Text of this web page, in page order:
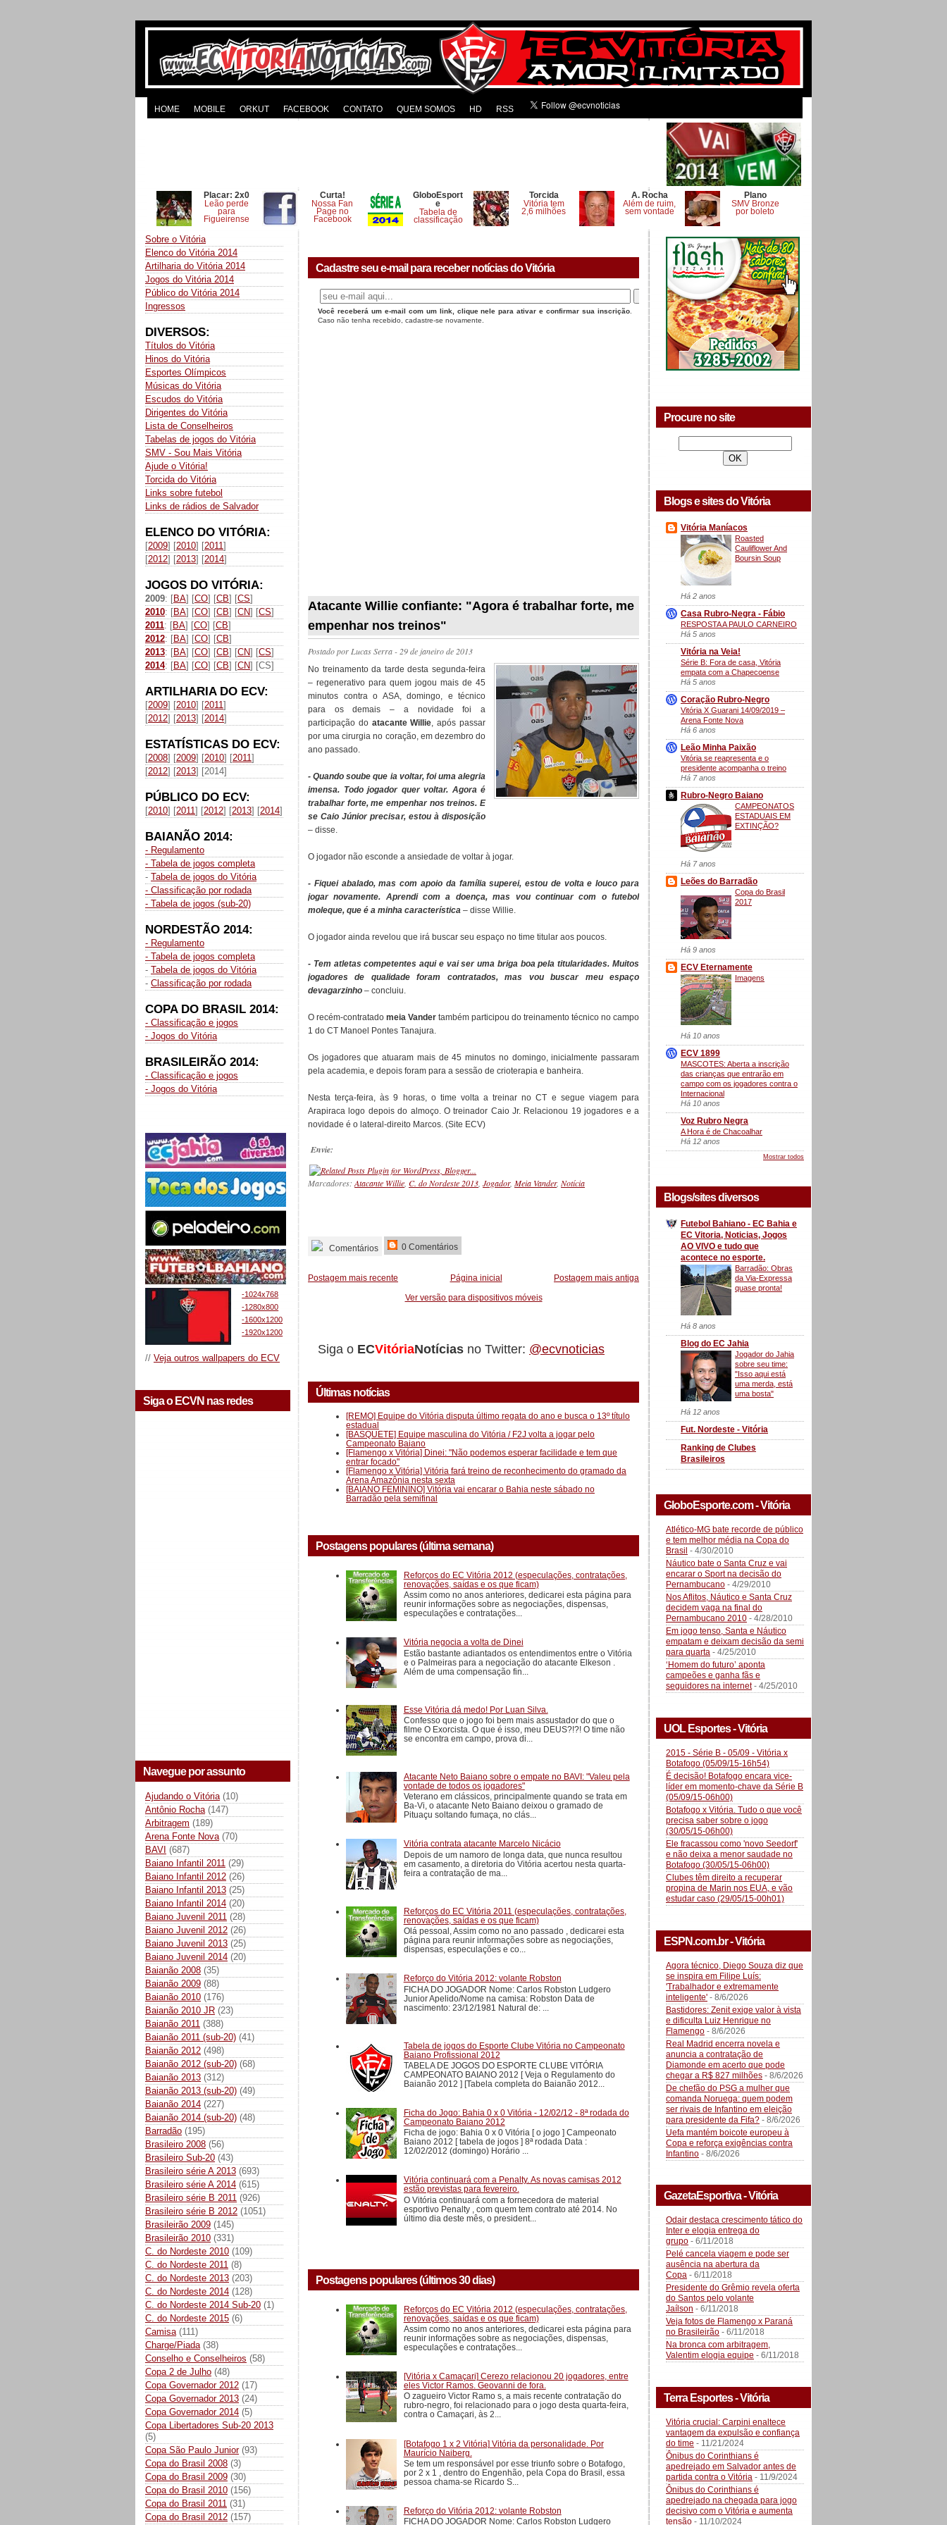
HOME MOBILE ORKUT FACEBOOK CONTATO QUEM SOMOS HD RSS
Placar: 2x0
Leão perde
para
Figueirense
Curta!
Nossa Fan
Page no
Facebook
GloboEsport
e
Tabela de
classificação
Torcida
Vitória tem
2,6 milhões
A. Rocha
Além de ruim,
sem vontade
Plano
SMV Bronze
por boleto
Sobre o Vitória
Elenco do Vitória 2014
Artilharia do Vitória 2014
Jogos do Vitória 2014
Público do Vitória 2014
Ingressos
DIVERSOS:
Títulos do Vitória
Hinos do Vitória
Esportes Olímpicos
Músicas do Vitória
Escudos do Vitória
Dirigentes do Vitória
Lista de Conselheiros
Tabelas de jogos do Vitória
SMV - Sou Mais Vitória
Ajude o Vitória!
Torcida do Vitória
Links sobre futebol
Links de rádios de Salvador
ELENCO DO VITÓRIA:
[2009] [2010] [2011]
[2012] [2013] [2014]
JOGOS DO VITÓRIA:
2009: [BA] [CO] [CB] [CS]
2010: [BA] [CO] [CB] [CN] [CS]
2011: [BA] [CO] [CB]
2012: [BA] [CO] [CB]
2013: [BA] [CO] [CB] [CN] [CS]
2014: [BA] [CO] [CB] [CN] [CS]
ARTILHARIA DO ECV:
[2009] [2010] [2011]
[2012] [2013] [2014]
ESTATÍSTICAS DO ECV:
[2008] [2009] [2010] [2011]
[2012] [2013] [2014]
PÚBLICO DO ECV:
[2010] [2011] [2012] [2013] [2014]
BAIANÃO 2014:
- Regulamento
- Tabela de jogos completa
- Tabela de jogos do Vitória
- Classificação por rodada
- Tabela de jogos (sub-20)
NORDESTÃO 2014:
- Regulamento
- Tabela de jogos completa
- Tabela de jogos do Vitória
- Classificação por rodada
COPA DO BRASIL 2014:
- Classificação e jogos
- Jogos do Vitória
BRASILEIRÃO 2014:
- Classificação e jogos
- Jogos do Vitória
-1024x768
-1280x800
-1600x1200
-1920x1200
// Veja outros wallpapers do ECV
Siga o ECVN nas redes
Navegue por assunto
Ajudando o Vitória (10)
Antônio Rocha (147)
Arbitragem (189)
Arena Fonte Nova (70)
BAVI (687)
Baiano Infantil 2011 (29)
Baiano Infantil 2012 (26)
Baiano Infantil 2013 (25)
Baiano Infantil 2014 (20)
Baiano Juvenil 2011 (28)
Baiano Juvenil 2012 (26)
Baiano Juvenil 2013 (25)
Baiano Juvenil 2014 (20)
Baianão 2008 (35)
Baianão 2009 (88)
Baianão 2010 (176)
Baianão 2010 JR (23)
Baianão 2011 (388)
Baianão 2011 (sub-20) (41)
Baianão 2012 (498)
Baianão 2012 (sub-20) (68)
Baianão 2013 (312)
Baianão 2013 (sub-20) (49)
Baianão 2014 (227)
Baianão 2014 (sub-20) (48)
Barradão (195)
Brasileiro 2008 (56)
Brasileiro Sub-20 (43)
Brasileiro série A 2013 (693)
Brasileiro série A 2014 (615)
Brasileiro série B 2011 (926)
Brasileiro série B 2012 (1051)
Brasileirão 2009 (145)
Brasileirão 2010 (331)
C. do Nordeste 2010 (109)
C. do Nordeste 2011 (8)
C. do Nordeste 2013 (203)
C. do Nordeste 2014 (128)
C. do Nordeste 2014 Sub-20 (1)
C. do Nordeste 2015 (6)
Camisa (111)
Charge/Piada (38)
Conselho e Conselheiros (58)
Copa 2 de Julho (48)
Copa Governador 2012 (17)
Copa Governador 2013 (24)
Copa Governador 2014 (5)
Copa Libertadores Sub-20 2013
(5)
Copa São Paulo Junior (93)
Copa do Brasil 2008 (3)
Copa do Brasil 2009 (30)
Copa do Brasil 2010 (156)
Copa do Brasil 2011 (31)
Copa do Brasil 2012 (157)
Cadastre seu e-mail para receber notícias do Vitória
Você receberá um e-mail com um link, clique nele para ativar e confirmar sua inscrição
Caso não tenha recebido, cadastre-se novamente.
Atacante Willie confiante: "Agora é trabalhar forte, me
empenhar nos treinos"
Postado porLucas Serra- 29 de janeiro de 2013
No treinamento da tarde desta segunda-feira
– regenerativo para quem jogou mais de 45
minutos contra o ASA, domingo, e técnico
para os demais – a novidade foi a
participação do atacante Willie, após passar
por uma cirurgia no coração, em dezembro do
ano passado.
- Quando soube que ia voltar, foi uma alegria
imensa. Todo jogador quer voltar. Agora é
trabalhar forte, me empenhar nos treinos. E
se Caio Júnior precisar, estou à disposição
– disse.
O jogador não esconde a ansiedade de voltar à jogar.
- Fiquei abalado, mas com apoio da família superei, estou de volta e louco para
jogar novamente. Aprendi com a doença, mas vou continuar com o futebol
moleque, que é a minha característica – disse Willie.
O jogador ainda revelou que irá buscar seu espaço no time titular aos poucos.
- Tem atletas competentes aqui e vai ser uma briga boa pela titularidades. Muitos
jogadores de qualidade foram contratados, mas vou buscar meu espaço
devagarzinho – concluiu.
O recém-contratado meia Vander também participou do treinamento técnico no campo
1 do CT Manoel Pontes Tanajura.
Os jogadores que atuaram mais de 45 minutos no domingo, inicialmente passaram
pela academia, e depois foram para a sessão de crioterapia e banheira.
Nesta terça-feira, às 9 horas, o time volta a treinar no CT e segue viagem para
Arapiraca logo depois do almoço. O treinador Caio Jr. Relacionou 19 jogadores e a
novidade é o lateral-direito Marcos. (Site ECV)
Envie:
Marcadores:Atacante Willie, C. do Nordeste 2013, Jogador, Meia Vander, Notícia
Comentários 0 Comentários
Postagem mais recente Postagem mais antiga
Página inicial
Ver versão para dispositivos móveis
Siga o ECVitóriaNotícias no Twitter: @ecvnoticias
Últimas notícias
[REMO] Equipe do Vitória disputa último regata do ano e busca o 13º título
estadual
[BASQUETE] Equipe masculina do Vitória / F2J volta a jogar pelo
Campeonato Baiano
[Flamengo x Vitória] Dinei: "Não podemos esperar facilidade e tem que
entrar focado"
[Flamengo x Vitória] Vitória fará treino de reconhecimento do gramado da
Arena Amazônia nesta sexta
[BAIANO FEMININO] Vitória vai encarar o Bahia neste sábado no
Barradão pela semifinal
Postagens populares (última semana)
Reforços do EC Vitória 2012 (especulações, contratações,
renovações, saídas e os que ficam)
Assim como no anos anteriores, dedicarei esta página para
reunir informações sobre as negociações, dispensas,
especulações e contratações...
Vitória negocia a volta de Dinei
Estão bastante adiantados os entendimentos entre o Vitória
e o Palmeiras para a negociação do atacante Elkeson .
Além de uma compensação fin...
Esse Vitória dá medo! Por Luan Silva.
Confesso que o jogo foi bem mais assustador do que o
filme O Exorcista. O que é isso, meu DEUS?!?! O time não
se encontra em campo, prova di...
Atacante Neto Baiano sobre o empate no BAVI: "Valeu pela
vontade de todos os jogadores"
Veterano em clássicos, principalmente quando se trata em
Ba-Vi, o atacante Neto Baiano deixou o gramado de
Pituaçu soltando fumaça, no clás...
Vitória contrata atacante Marcelo Nicácio
Depois de um namoro de longa data, que nunca resultou
em casamento, a diretoria do Vitória acertou nesta quarta-
feira a contratação de ma...
Reforços do EC Vitória 2011 (especulações, contratações,
renovações, saídas e os que ficam)
Olá pessoal, Assim como no ano passado , dedicarei esta
página para reunir informações sobre as negociações,
dispensas, especulações e co...
Reforço do Vitória 2012: volante Robston
FICHA DO JOGADOR Nome: Carlos Robston Ludgero
Junior Apelido/Nome na camisa: Robston Data de
nascimento: 23/12/1981 Natural de: ...
Tabela de jogos do Esporte Clube Vitória no Campeonato
Baiano Profissional 2012
TABELA DE JOGOS DO ESPORTE CLUBE VITÓRIA
CAMPEONATO BAIANO 2012 [ Veja o Regulamento do
Baianão 2012 ] [Tabela completa do Baianão 2012...
Ficha do Jogo: Bahia 0 x 0 Vitória - 12/02/12 - 8ª rodada do
Campeonato Baiano 2012
Ficha de jogo: Bahia 0 x 0 Vitória [ o jogo ] Campeonato
Baiano 2012 [ tabela de jogos ] 8ª rodada Data :
12/02/2012 (domingo) Horário ...
Vitória continuará com a Penalty. As novas camisas 2012
estão previstas para fevereiro.
O Vitória continuará com a fornecedora de material
esportivo Penalty , com quem tem contrato até 2014. No
último dia deste mês, o president...
Postagens populares (últimos 30 dias)
Reforços do EC Vitória 2012 (especulações, contratações,
renovações, saídas e os que ficam)
Assim como no anos anteriores, dedicarei esta página para
reunir informações sobre as negociações, dispensas,
especulações e contratações...
[Vitória x Camaçari] Cerezo relacionou 20 jogadores, entre
eles Victor Ramos. Geovanni de fora.
O zagueiro Victor Ramo s, a mais recente contratação do
rubro-negro, foi relacionado para o jogo desta quarta-feira,
contra o Camaçari, às 2...
[Botafogo 1 x 2 Vitória] Vitória da personalidade. Por
Maurício Naiberg.
Se tem um responsável por esse triunfo sobre o Botafogo,
por 2 x 1 , dentro do Engenhão, pela Copa do Brasil, essa
pessoa chama-se Ricardo S...
Reforço do Vitória 2012: volante Robston
FICHA DO JOGADOR Nome: Carlos Robston Ludgero
Procure no site
Blogs e sites do Vitória
Vitória Maníacos
Roasted
Cauliflower And
Boursin Soup
Há 2 anos
Casa Rubro-Negra - Fábio
RESPOSTA A PAULO CARNEIRO
Há 5 anos
Vitória na Veia!
Série B: Fora de casa, Vitória
empata com a Chapecoense
Há 5 anos
Coração Rubro-Negro
Vitória X Guarani 14/09/2019 –
Arena Fonte Nova
Há 6 anos
Leão Minha Paixão
Vitória se reapresenta e o
presidente acompanha o treino
Há 7 anos
Rubro-Negro Baiano
CAMPEONATOS
ESTADUAIS EM
EXTINÇÃO?
Há 7 anos
Leões do Barradão
Copa do Brasil
2017
Há 9 anos
ECV Eternamente
Imagens
Há 10 anos
ECV 1899
MASCOTES: Aberta a inscrição
das crianças que entrarão em
campo com os jogadores contra o
Internacional
Há 10 anos
Voz Rubro Negra
A Hora é de Chacoalhar
Há 12 anos
Mostrar todos
Blogs/sites diversos
Futebol Bahiano - EC Bahia e
EC Vitoria, Noticias, Jogos
AO VIVO e tudo que
acontece no esporte.
Barradão: Obras
da Via-Expressa
quase pronta!
Há 8 anos
Blog do EC Jahia
Jogador do Jahia
sobre seu time:
"Isso aqui está
uma merda, está
uma bosta"
Há 12 anos
Fut. Nordeste - Vitória
Ranking de Clubes
Brasileiros
GloboEsporte.com - Vitória
Atlético-MG bate recorde de público
e tem melhor média na Copa do
Brasil - 4/30/2010
Náutico bate o Santa Cruz e vai
encarar o Sport na decisão do
Pernambucano - 4/29/2010
Nos Aflitos, Náutico e Santa Cruz
decidem vaga na final do
Pernambucano 2010 - 4/28/2010
Em jogo tenso, Santa e Náutico
empatam e deixam decisão da semi
para quarta - 4/25/2010
‘Homem do futuro’ aponta
campeões e ganha fãs e
seguidores na internet- 4/25/2010
UOL Esportes - Vitória
2015 - Série B - 05/09 - Vitória x
Botafogo (05/09/15-16h54)
É decisão! Botafogo encara vice-
líder em momento-chave da Série B
(05/09/15-06h00)
Botafogo x Vitória. Tudo o que você
precisa saber sobre o jogo
(30/05/15-06h00)
Ele fracassou como 'novo Seedorf'
e não deixa a menor saudade no
Botafogo (30/05/15-06h00)
Clubes têm direito a recuperar
propina de Marin nos EUA, e vão
estudar caso (29/05/15-00h01)
ESPN.com.br - Vitória
Agora técnico, Diego Souza diz que
se inspira em Filipe Luís:
'Trabalhador e extremamente
inteligente' - 8/6/2026
Bastidores: Zenit exige valor à vista
e dificulta Luiz Henrique no
Flamengo - 8/6/2026
Real Madrid encerra novela e
anuncia a contratação de
Diamonde em acerto que pode
chegar a R$ 827 milhões - 8/6/2026
De chefão do PSG a mulher que
comanda Noruega: quem podem
ser rivais de Infantino em eleição
para presidente da Fifa? - 8/6/2026
Uefa mantém boicote europeu à
Copa e reforça exigências contra
Infantino - 8/6/2026
GazetaEsportiva - Vitória
Odair destaca crescimento tático do
Inter e elogia entrega do
grupo - 6/11/2018
Pelé cancela viagem e pode ser
ausência na abertura da
Copa - 6/11/2018
Presidente do Grêmio revela oferta
do Santos pelo volante
Jaílson - 6/11/2018
Veja fotos de Flamengo x Paraná
no Brasileirão - 6/11/2018
Na bronca com arbitragem,
Valentim elogia equipe - 6/11/2018
Terra Esportes - Vitória
Vitória crucial: Carpini enaltece
vantagem da expulsão e confiança
do time - 11/21/2024
Ônibus do Corinthians é
apedrejado em Salvador antes de
partida contra o Vitória - 11/9/2024
Ônibus do Corinthians é
apedrejado na chegada para jogo
decisivo com o Vitória e aumenta
tensão - 11/10/2024